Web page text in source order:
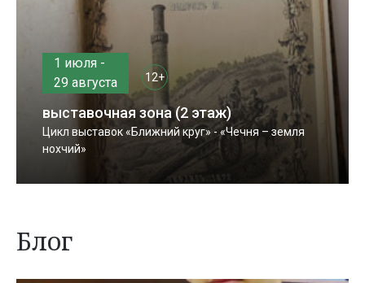
1 июля -
29 августа
12+
выставочная зона (2 этаж)
Цикл выставок «Ближний круг» - «Чечня – земля
нохчий»
Блог